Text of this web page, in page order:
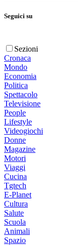
Seguici su
Sezioni
Cronaca
Mondo
Economia
Politica
Spettacolo
Televisione
People
Lifestyle
Videogiochi
Donne
Magazine
Motori
Viaggi
Cucina
Tgtech
E-Planet
Cultura
Salute
Scuola
Animali
Spazio